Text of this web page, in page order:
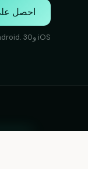
احصل
iOS وAndroid. 30 دقيقة مجانًا، من دون بطاقة.